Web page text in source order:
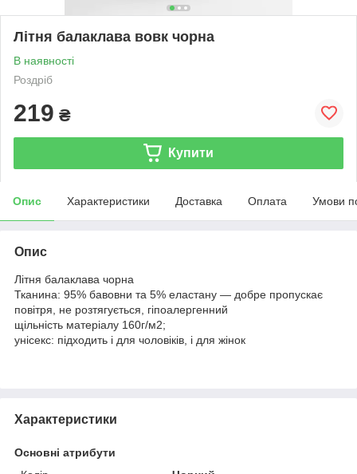
Літня балаклава вовк чорна
В наявності
Роздріб
219 ₴
Купити
Опис Характеристики Доставка Оплата Умови
Опис
Літня балаклава чорна
Тканина: 95% бавовни та 5% еластану — добре пропускає
повітря, не розтягується, гіпоалергенний
щільність матеріалу 160г/м2;
унісекс: підходить і для чоловіків, і для жінок
Характеристики
Основні атрибути